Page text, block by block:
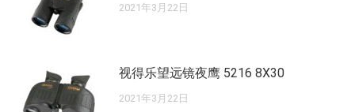
2021年3月22日
视得乐望远镜夜鹰 5216 8X30
2021年3月22日